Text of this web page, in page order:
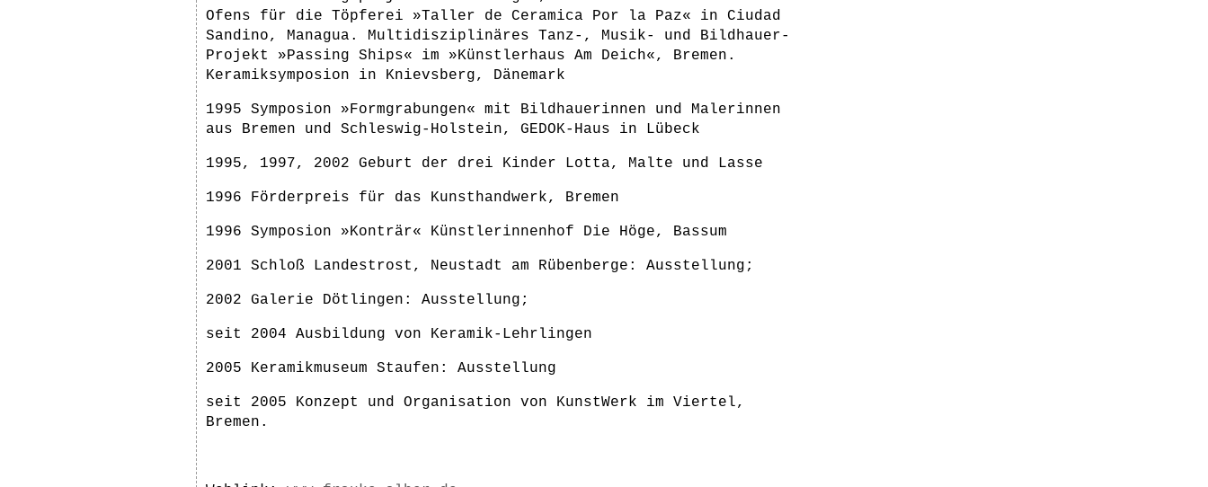
Ofens für die Töpferei »Taller de Ceramica Por la Paz« in Ciudad
Sandino, Managua. Multidisziplinäres Tanz-, Musik- und Bildhauer-
Projekt »Passing Ships« im »Künstlerhaus Am Deich«, Bremen.
Keramiksymposion in Knievsberg, Dänemark
1995 Symposion »Formgrabungen« mit Bildhauerinnen und Malerinnen
aus Bremen und Schleswig-Holstein, GEDOK-Haus in Lübeck
1995, 1997, 2002 Geburt der drei Kinder Lotta, Malte und Lasse
1996 Förderpreis für das Kunsthandwerk, Bremen
1996 Symposion »Konträr« Künstlerinnenhof Die Höge, Bassum
2001 Schloß Landestrost, Neustadt am Rübenberge: Ausstellung;
2002 Galerie Dötlingen: Ausstellung;
seit 2004 Ausbildung von Keramik-Lehrlingen
2005 Keramikmuseum Staufen: Ausstellung
seit 2005 Konzept und Organisation von KunstWerk im Viertel,
Bremen.